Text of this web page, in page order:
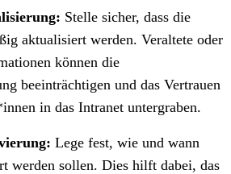
Stelle sicher, dass die
aktualisiert werden. Veraltete oder
können die
beeinträchtigen und das Vertrauen
in das Intranet untergraben.
Lege fest, wie und wann
werden sollen. Dies hilft dabei, das